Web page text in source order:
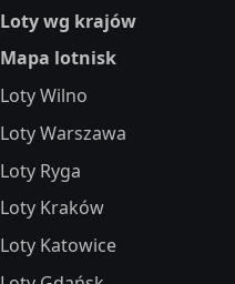
Loty wg krajów
Mapa lotnisk
Loty Wilno
Loty Warszawa
Loty Ryga
Loty Kraków
Loty Katowice